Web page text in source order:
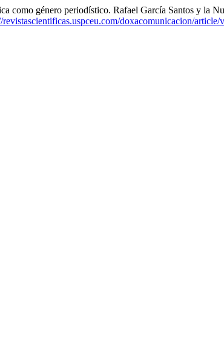
como género periodístico. Rafael García Santos y la
revistascientificas.uspceu.com/doxacomunicacion/article/